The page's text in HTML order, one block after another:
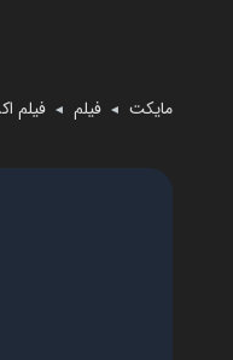
مایکت ◄ فیلم ◄ فیلم